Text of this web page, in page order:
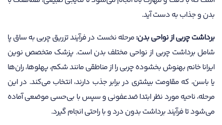
بدن و جذاب به دست آید.
برداشت چربی از نواحی بدن:مرحله نخست در فرآیند تزریق چربی به ساق پا
شامل برداشت چربی از نواحی مختلف بدن است. پزشک متخصص نوین
ایرانا خانم بهنوش بخشوده چربی را از مناطقی مانند شکم، پهلوها، ران‌ها
یا باسن، که مقاومت بیشتری در برابر جذب دارند، انتخاب می‌کند. در این
مرحله، ناحیه مورد نظر ابتدا ضدعفونی و سپس با بی‌حسی موضعی آماده
می‌شود تا فرآیند برداشت بدون درد و با راحتی انجام گیرد.